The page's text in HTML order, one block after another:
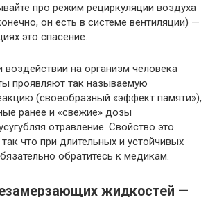
про режим рециркуляции воздуха
он есть в системе вентиляции) —
это спасение.
воздействии на организм человека
проявляют так называемую
(своеобразный «эффект памяти»),
ранее и «свежие» дозы
отравление. Свойство это
что при длительных и устойчивых
обратитесь к медикам.
жидкостей —